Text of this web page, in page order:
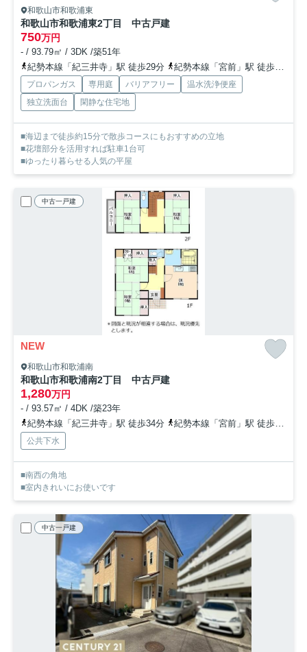
和歌山市和歌浦東
和歌山市和歌浦東2丁目 中古戸建
750万円
- / 93.79㎡ / 3DK /築51年
紀勢本線「紀三井寺」駅 徒歩29分
紀勢本線「宮前」駅 徒歩45分
プロパンガス 専用庭 バリアフリー
温水洗浄便座
独立洗面台
閑静な住宅地
■海辺まで徒歩約15分で散歩コースにもおすすめの立地
■花壇部分を活用すれば駐車1台可
■ゆったり暮らせる人気の平屋
中古一戸建
NEW
和歌山市和歌浦南
和歌山市和歌浦南2丁目 中古戸建
1,280万円
- / 93.57㎡ / 4DK /築23年
紀勢本線「紀三井寺」駅 徒歩34分
紀勢本線「宮前」駅 徒歩54分
公共下水
■南西の角地
■室内きれいにお使いです
中古一戸建